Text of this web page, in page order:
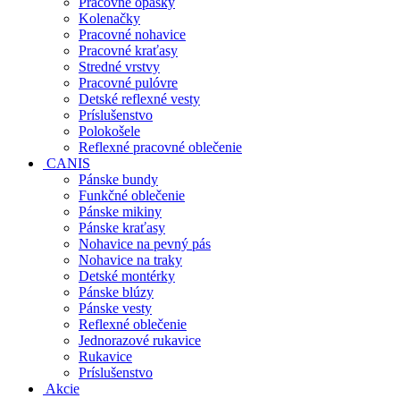
Kolenačky
Pracovné nohavice
Pracovné kraťasy
Stredné vrstvy
Pracovné pulóvre
Detské reflexné vesty
Príslušenstvo
Polokošele
Reflexné pracovné oblečenie
CANIS
Pánske bundy
Funkčné oblečenie
Pánske mikiny
Pánske kraťasy
Nohavice na pevný pás
Nohavice na traky
Detské montérky
Pánske blúzy
Pánske vesty
Reflexné oblečenie
Jednorazové rukavice
Rukavice
Príslušenstvo
Akcie